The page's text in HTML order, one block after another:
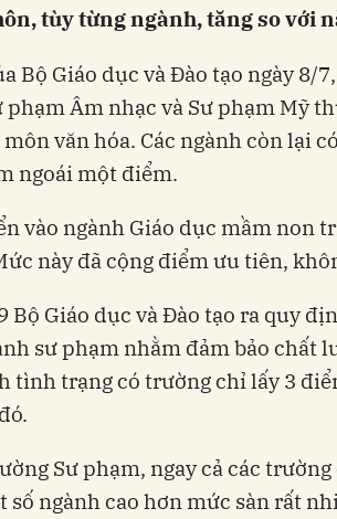
tùy từng ngành, tăng so với
Bộ Giáo dục và Đào tạo ngày 8/
phạm Âm nhạc và Sư phạm Mỹ
văn hóa. Các ngành còn lại
ngoái một điểm.
vào ngành Giáo dục mầm non
này đã cộng điểm ưu tiên,
Bộ Giáo dục và Đào tạo ra quy
sư phạm nhằm đảm bảo chất
tình trạng có trường chỉ lấy 3
Sư phạm, ngay cả các
số ngành cao hơn mức sàn rất